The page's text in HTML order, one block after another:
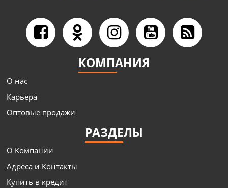
КОМПАНИЯ
О нас
Карьера
Оптовые продажи
РАЗДЕЛЫ
О Компании
Адреса и Контакты
Купить в кредит